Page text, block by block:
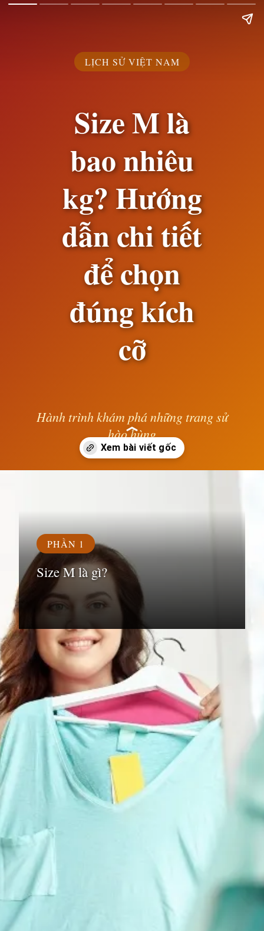
LỊCH SỬ VIỆT NAM
Size M là
bao nhiêu
kg? Hướng
dẫn chi tiết
để chọn
đúng kích
cỡ
Hành trình khám phá những trang sử
hào hùng
— Lê Anh —
PHẦN 1
Size M là gì?